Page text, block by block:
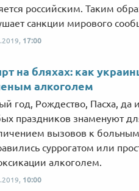
российским. Таким
санкции мирового
17:00
на бляхах: как
алкоголем
год, Рождество, Пасха, да
праздников знаменуют
вызовов к
суррогатом или
алкоголем.
10:00